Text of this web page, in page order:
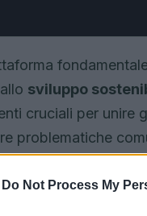
Do Not Process My
sviluppo
cruciali per unire
problematiche